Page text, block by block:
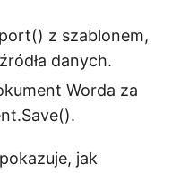
z szablonem,
danych.
Worda za
jak